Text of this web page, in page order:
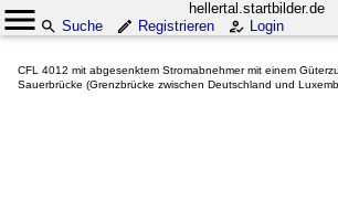
hellertal.startbilder.de
Suche
Registrieren Login
CFL 4012 mit abgesenktem Stromabnehmer mit einem
Sauerbrücke (Grenzbrücke zwischen Deutschland und